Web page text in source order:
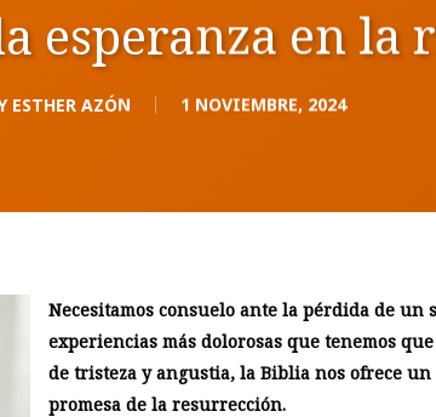
esperanza en la
ESTHER AZÓN 1 NOVIEMBRE, 2024
Necesitamos consuelo ante la pérdida de un
experiencias más dolorosas que tenemos
de tristeza y angustia, la Biblia nos ofrece
promesa de la resurrección.